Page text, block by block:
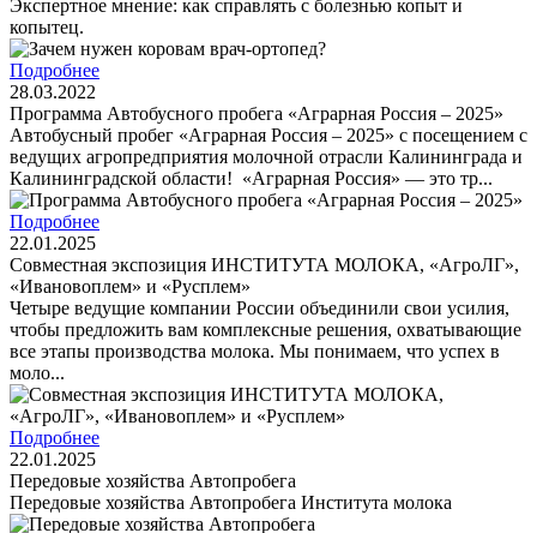
Экспертное мнение: как справлять с болезнью копыт и
копытец.
Подробнее
28.03.2022
Программа Автобусного пробега «Аграрная Россия – 2025»
Автобусный пробег «Аграрная Россия – 2025» с посещением с
ведущих агропредприятия молочной отрасли Калининграда и
Калининградской области! «Аграрная Россия» — это тр...
Подробнее
22.01.2025
Совместная экспозиция ИНСТИТУТА МОЛОКА, «АгроЛГ»,
«Ивановоплем» и «Русплем»
Четыре ведущие компании России объединили свои усилия,
чтобы предложить вам комплексные решения, охватывающие
все этапы производства молока. Мы понимаем, что успех в
моло...
Подробнее
22.01.2025
Передовые хозяйства Автопробега
Передовые хозяйства Автопробега Института молока